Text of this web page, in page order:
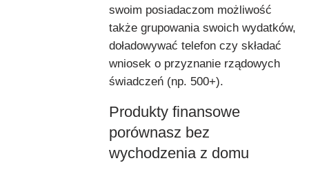
swoim posiadaczom możliwość
także grupowania swoich wydatków,
doładowywać telefon czy składać
wniosek o przyznanie rządowych
świadczeń (np. 500+).
Produkty finansowe
porównasz bez
wychodzenia z domu